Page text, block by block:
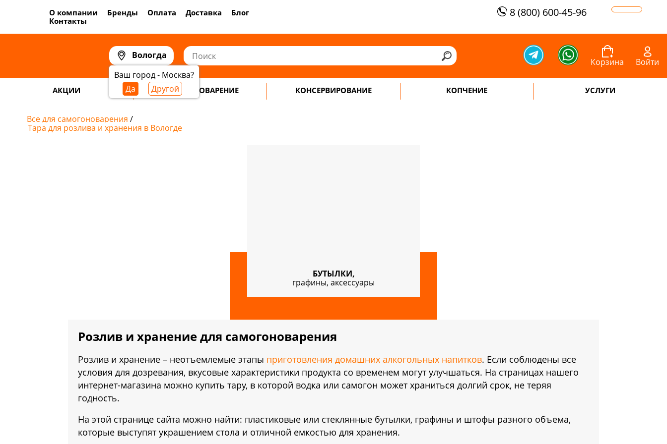
О компании Бренды Оплата Доставка
Блог
Контакты
8 (800) 600-45-96
Ваш город - Москва?
Да
Другой
Вологда
Корзина Войти
АКЦИИ САМОГОНОВАРЕНИЕ КОНСЕРВИРОВАНИЕ КОПЧЕНИЕ УСЛУГИ
Все для самогоноварения /
Тара для розлива и хранения в Вологде
БУТЫЛКИ,
графины, аксессуары
Розлив и хранение для самогоноварения
Розлив и хранение – неотъемлемые этапы приготовления домашних алкогольных напитков. Если соблюдены все
условия для дозревания, вкусовые характеристики продукта со временем могут улучшаться. На страницах нашего
интернет-магазина можно купить тару, в которой водка или самогон может храниться долгий срок, не теряя
годность.
На этой странице сайта можно найти: пластиковые или стеклянные бутылки, графины и штофы разного объема,
которые выступят украшением стола и отличной емкостью для хранения.